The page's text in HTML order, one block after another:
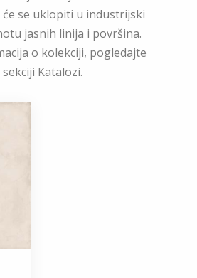
će se uklopiti u industrijski
jasnih linija i površina.
o kolekciji, pogledajte
Katalozi.